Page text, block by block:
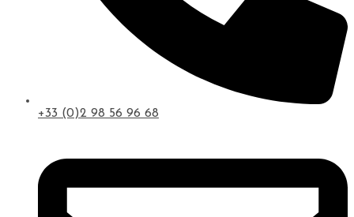
+33 (0)2 98 56 96 68